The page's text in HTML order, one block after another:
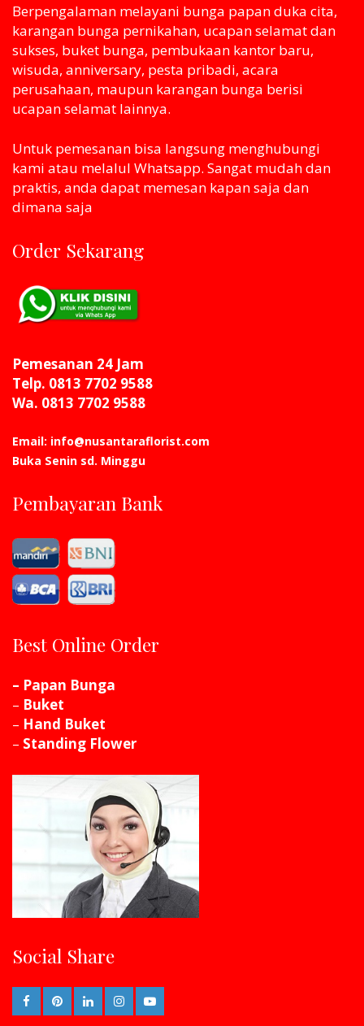
Berpengalaman melayani bunga papan duka cita,
karangan bunga pernikahan, ucapan selamat dan
sukses, buket bunga, pembukaan kantor baru,
wisuda, anniversary, pesta pribadi, acara
perusahaan, maupun karangan bunga berisi
ucapan selamat lainnya.
Untuk pemesanan bisa langsung menghubungi
kami atau melaluI Whatsapp. Sangat mudah dan
praktis, anda dapat memesan kapan saja dan
dimana saja
Order Sekarang
Pemesanan 24 Jam
Telp. 0813 7702 9588
Wa. 0813 7702 9588
Email: info@nusantaraflorist.com
Buka Senin sd. Minggu
Pembayaran Bank
Best Online Order
– Papan Bunga
– Buket
– Hand Buket
– Standing Flower
Social Share